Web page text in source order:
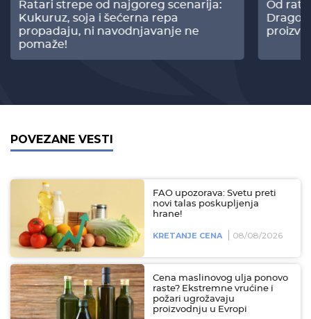
Ratari strepe od najgoreg scenarija:
Kukuruz, soja i šećerna repa
propadaju, ni navodnjavanje ne
pomaže!
Od
POVEZANE VESTI
FAO upozorava: Svetu preti
novi talas poskupljenja
hrane!
KRETANJE CENA 08/08/2026
Cena maslinovog ulja ponovo
raste? Ekstremne vrućine i
požari ugrožavaju
proizvodnju u Evropi